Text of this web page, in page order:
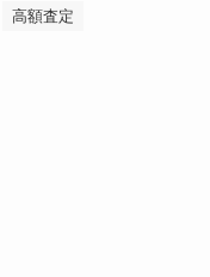
高額査定